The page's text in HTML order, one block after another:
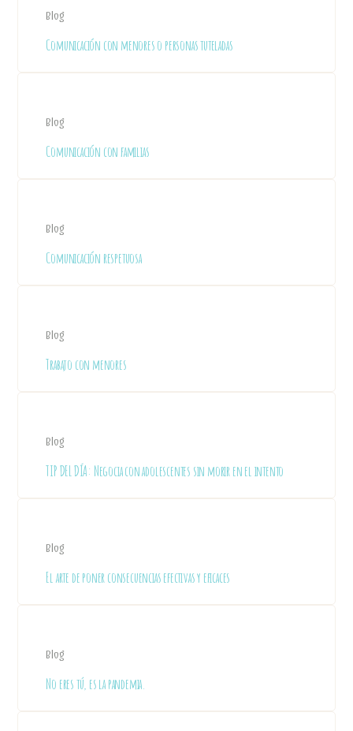
Blog
Comunicación con menores o personas tuteladas
Blog
Comunicación con familias
Blog
Comunicación respetuosa
Blog
Trabajo con menores
Blog
TIP DEL DÍA: Negocia con adolescentes sin morir en el intento
Blog
El arte de poner consecuencias efectivas y eficaces
Blog
No eres tú, es la pandemia.